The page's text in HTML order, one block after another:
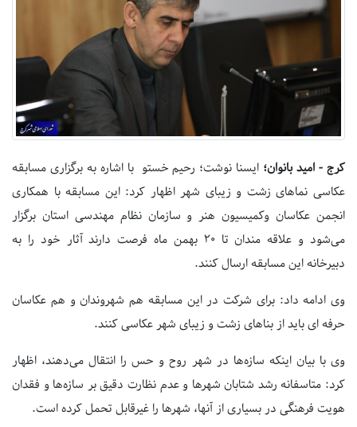
کرج - امید بانوان؛ ایسنا نوشت؛ رحیم خستو ‌با اشاره به برگزاری مسابقه
عکاسی نماهای زشت و زیبای شهر اظهار کرد: این مسابقه با همکاری
انجمن عکاسان وکمیسیون هنر و سازمان نظام مهندسی استان برگزار
می‌شود و علاقه مندان تا ۲۰ بهمن ماه فرصت دارند آثار خود را به
دبیرخانه این مسابقه ارسال کنند.
وی ادامه داد: برای شرکت در این مسابقه هم شهروندان و هم عکاسان
حرفه ای باید از بناهای زشت و زیبای شهر عکاسی کنند.
وی با بیان اینکه سازه‌ها در شهر روح و حس را انتقال می‌دهند، اظهار
کرد: متاسفانه رشد شتابان شهرها و عدم نظارت دقیق بر سازه‌ها ‌و فقدان
هویت فرهنگی در بسیاری از آنها، شهرها را غیرقابل تحمل کرده است.